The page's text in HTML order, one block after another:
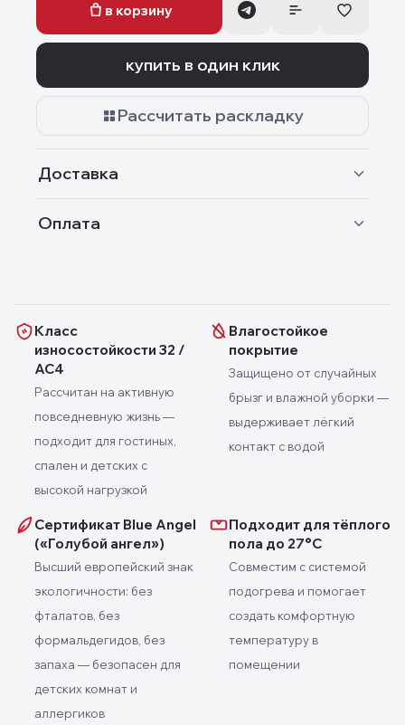
в корзину
купить в один клик
Рассчитать раскладку
Доставка
Оплата
Класс
износостойкости 32 /
AC4
Рассчитан на активную
повседневную жизнь —
подходит для гостиных,
спален и детских с
высокой нагрузкой
Влагостойкое
покрытие
Защищено от случайных
брызг и влажной уборки —
выдерживает лёгкий
контакт с водой
Сертификат Blue Angel
(«Голубой ангел»)
Высший европейский знак
экологичности: без
фталатов, без
формальдегидов, без
запаха — безопасен для
детских комнат и
аллергиков
Подходит для тёплого
пола до 27°C
Совместим с системой
подогрева и помогает
создать комфортную
температуру в
помещении